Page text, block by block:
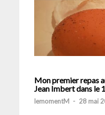
Mon premier repas
Jean Imbert dans le
lemomentM - 28 mai